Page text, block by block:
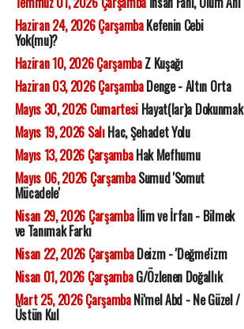
Haziran 24, 2026 ÇarşambaKefenin Cebi
Yok(mu)?
Haziran 10, 2026 ÇarşambaZ Kuşağı
Haziran 03, 2026 ÇarşambaDenge - Altın Orta
Mayıs 30, 2026 CumartesiHayat(lar)a Dokunmak
Mayıs 19, 2026 SalıHac, Şehadet Yolu
Mayıs 13, 2026 ÇarşambaHak Mefhumu
Mayıs 06, 2026 ÇarşambaSumud 'Somut
Mücadele'
Nisan 29, 2026 Çarşambaİlim ve İrfan - Bilmek
ve Tanımak Farkı
Nisan 22, 2026 ÇarşambaDeizm - 'Değme'izm
Nisan 01, 2026 ÇarşambaG/Özlenen Doğallık
Mart 25, 2026 ÇarşambaNi'mel Abd - Ne Güzel /
Üstün Kul